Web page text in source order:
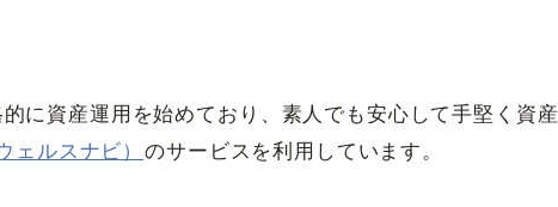
に資産運用を始めており、素人でも安心して手堅く資産
ェルスナビ） のサービスを利用しています。